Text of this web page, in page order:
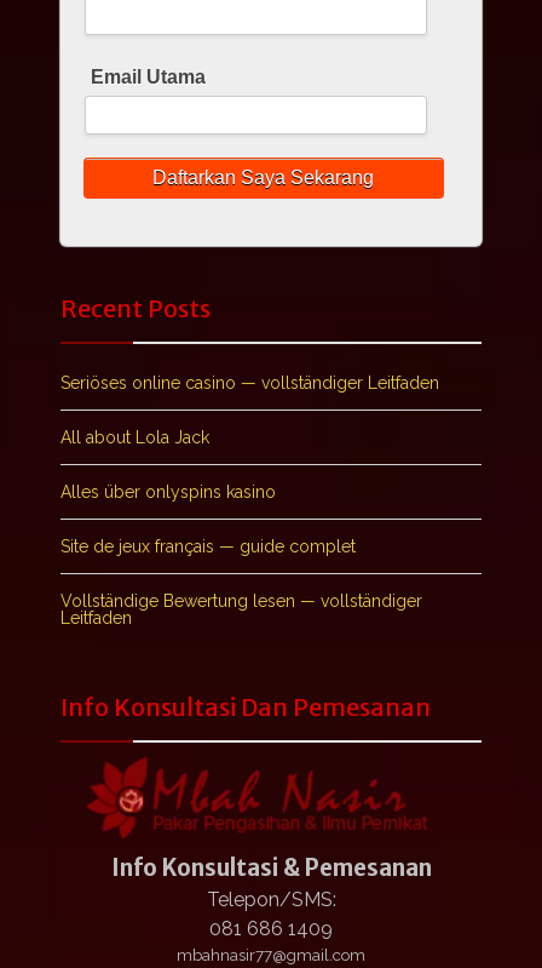
Email Utama
Recent Posts
Seriöses online casino — vollständiger Leitfaden
All about Lola Jack
Alles über onlyspins kasino
Site de jeux français — guide complet
Vollständige Bewertung lesen — vollständiger
Leitfaden
Info Konsultasi Dan Pemesanan
Info Konsultasi & Pemesanan
Telepon/SMS:
081 686 1409
mbahnasir77@gmail.com